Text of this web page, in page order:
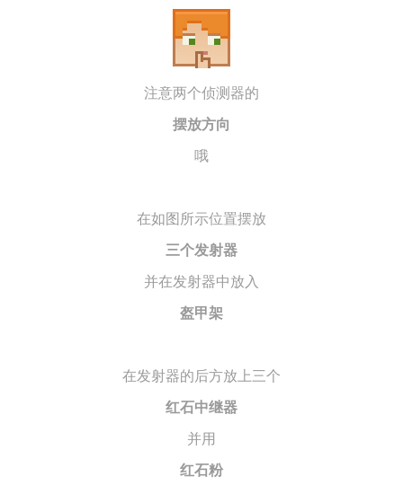
注意两个侦测器的
摆放方向
哦
在如图所示位置摆放
三个发射器
并在发射器中放入
盔甲架
在发射器的后方放上三个
红石中继器
并用
红石粉